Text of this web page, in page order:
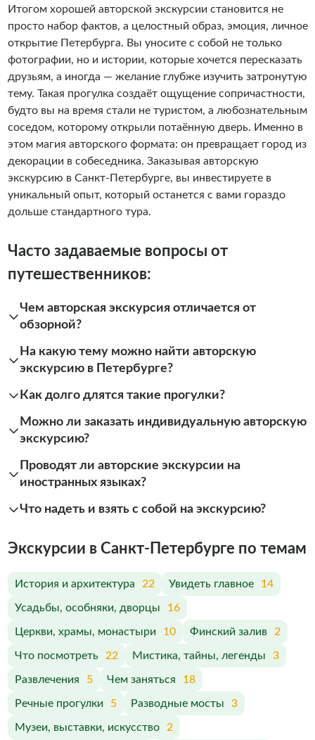
Итогом хорошей авторской экскурсии становится не
просто набор фактов, а целостный образ, эмоция, личное
открытие Петербурга. Вы уносите с собой не только
фотографии, но и истории, которые хочется пересказать
друзьям, а иногда — желание глубже изучить затронутую
тему. Такая прогулка создаёт ощущение сопричастности,
будто вы на время стали не туристом, а любознательным
соседом, которому открыли потаённую дверь. Именно в
этом магия авторского формата: он превращает город из
декорации в собеседника. Заказывая авторскую
экскурсию в Санкт-Петербурге, вы инвестируете в
уникальный опыт, который останется с вами гораздо
дольше стандартного тура.
Часто задаваемые вопросы от
путешественников:
Чем авторская экскурсия отличается от
обзорной?
На какую тему можно найти авторскую
экскурсию в Петербурге?
Как долго длятся такие прогулки?
Можно ли заказать индивидуальную авторскую
экскурсию?
Проводят ли авторские экскурсии на
иностранных языках?
Что надеть и взять с собой на экскурсию?
Экскурсии в Санкт-Петербурге по темам
История и архитектура 22 Увидеть главное 14
Усадьбы, особняки, дворцы 16
Церкви, храмы, монастыри 10 Финский залив 2
Что посмотреть 22 Мистика, тайны, легенды 3
Развлечения 5 Чем заняться 18
Речные прогулки 5 Разводные мосты 3
Музеи, выставки, искусство 2